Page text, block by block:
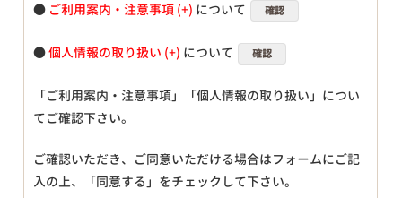
● ご利用案内・注意事項 について 確認
●個人情報の取り扱い について 確認
「ご利用案内・注意事項」「個人情報の取り扱い」につい
てご確認下さい。
ご確認いただき、ご同意いただける場合はフォームにご記
入の上、「同意する」をチェックして下さい。